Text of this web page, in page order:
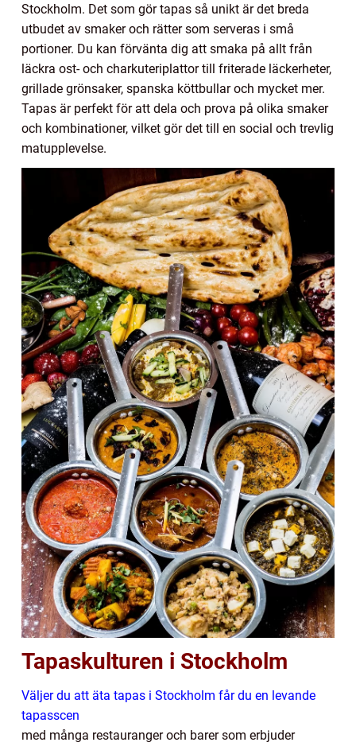
Stockholm. Det som gör tapas så unikt är det breda
utbudet av smaker och rätter som serveras i små
portioner. Du kan förvänta dig att smaka på allt från
läckra ost- och charkuteriplattor till friterade läckerheter,
grillade grönsaker, spanska köttbullar och mycket mer.
Tapas är perfekt för att dela och prova på olika smaker
och kombinationer, vilket gör det till en social och trevlig
matupplevelse.
Tapaskulturen i Stockholm
Väljer du att äta tapas i Stockholm får du en levande
tapasscen
med många restauranger och barer som erbjuder